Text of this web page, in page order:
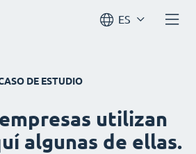
ES
DE ESTUDIO
utilizan
algunas de ellas.